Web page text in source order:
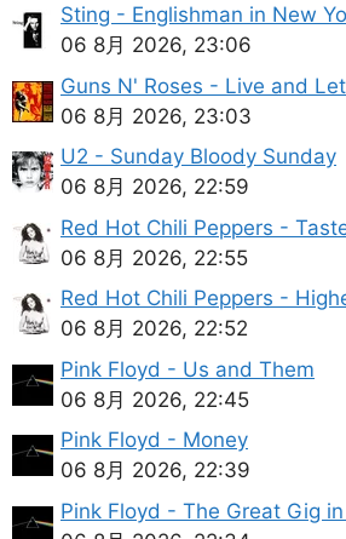
Sting - Englishman in New
06 8月 2026, 23:06
Guns N' Roses - Live and
06 8月 2026, 23:03
U2 - Sunday Bloody Sunday
06 8月 2026, 22:59
Red Hot Chili Peppers -
06 8月 2026, 22:55
Red Hot Chili Peppers -
06 8月 2026, 22:52
Pink Floyd - Us and Them
06 8月 2026, 22:45
Pink Floyd - Money
06 8月 2026, 22:39
Pink Floyd - The Great Gig